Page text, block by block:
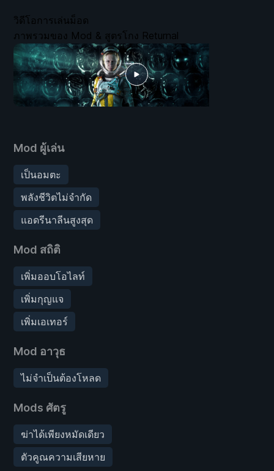
Mod ผู้เล่น
เป็นอมตะ
พลังชีวิตไม่จำกัด
แอดรีนาลีนสูงสุด
Mod สถิติ
เพิ่มออบโอไลท์
เพิ่มกุญแจ
เพิ่มเอเทอร์
Mod อาวุธ
ไม่จำเป็นต้องโหลด
Mods ศัตรู
ฆ่าได้เพียงหมัดเดียว
ตัวคูณความเสียหาย
วิดีโอการเล่นม็อด
ภาพรวมของ Mod & สูตรโกง Returnal